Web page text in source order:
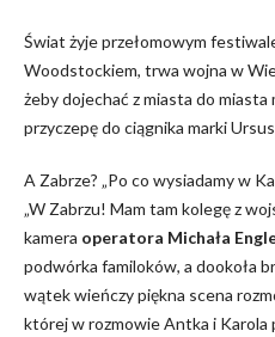
Świat żyje przełomowym
Woodstockiem, trwa wojna w
żeby dojechać z miasta do
przyczepę do ciągnika marki
A Zabrze? „Po co wysiadamy w
„W Zabrzu! Mam tam kolegę z
kamera operatora Michała
podwórka familoków, a dookoła
wątek wieńczy piękna scena
której w rozmowie Antka i Karola